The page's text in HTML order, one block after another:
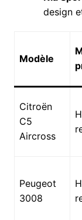
design
Modèle
Citroën
C5
Aircross
Peugeot
3008